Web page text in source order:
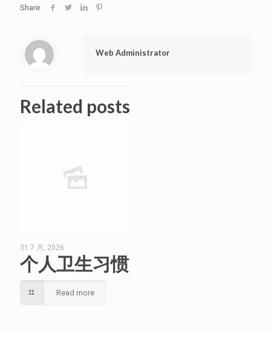
Share
Web Administrator
Related posts
31 7 月, 2026
个人卫生习惯
Read more